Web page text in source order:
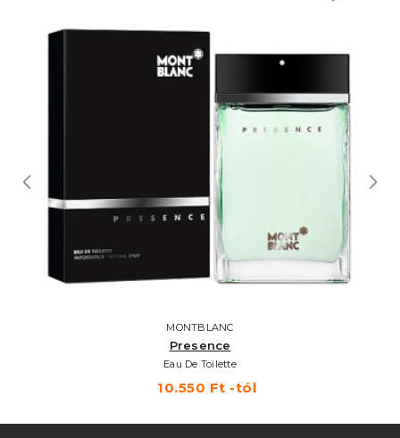
MONTBLANC
Presence
Eau De Toilette
10.550 Ft -tól